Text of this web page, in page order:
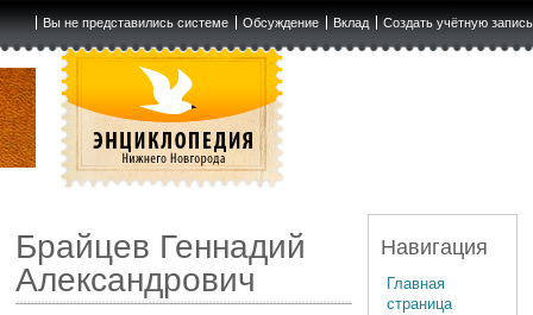
Вы не представились системе Обсуждение Вклад Создать учётную запись
Брайцев Геннадий
Александрович
Навигация
Главная
страница